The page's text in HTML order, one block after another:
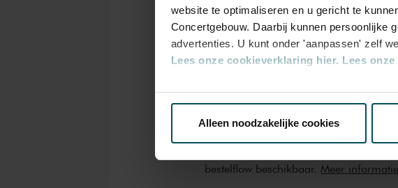
website te optimaliseren en u gericht te
Concertgebouw. Daarbij kunnen persoonlijke
advertenties. U kunt onder 'aanpassen' zelf
Lees onze cookieverklaring hier. Lees
Via decookieverklaringop onze website
We werken samen met32 derdendie uw
Alleen noodzakelijke cookies
Online sprint
tot 30 jaar € 16,00 € 16,00 €
CJP € 46,00 € 30,40 €
bestelflow beschikbaar. Meer